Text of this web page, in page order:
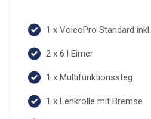
1 x VoleoPro Standard inkl.
2 x 6 l Eimer
1 x Multifunktionssteg
1 x Lenkrolle mit Bremse